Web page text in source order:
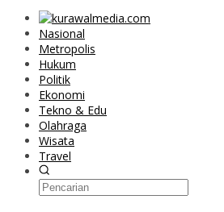
Nasional
Metropolis
Hukum
Politik
Ekonomi
Tekno & Edu
Olahraga
Wisata
Travel